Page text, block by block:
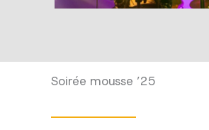
Soirée mousse ’25